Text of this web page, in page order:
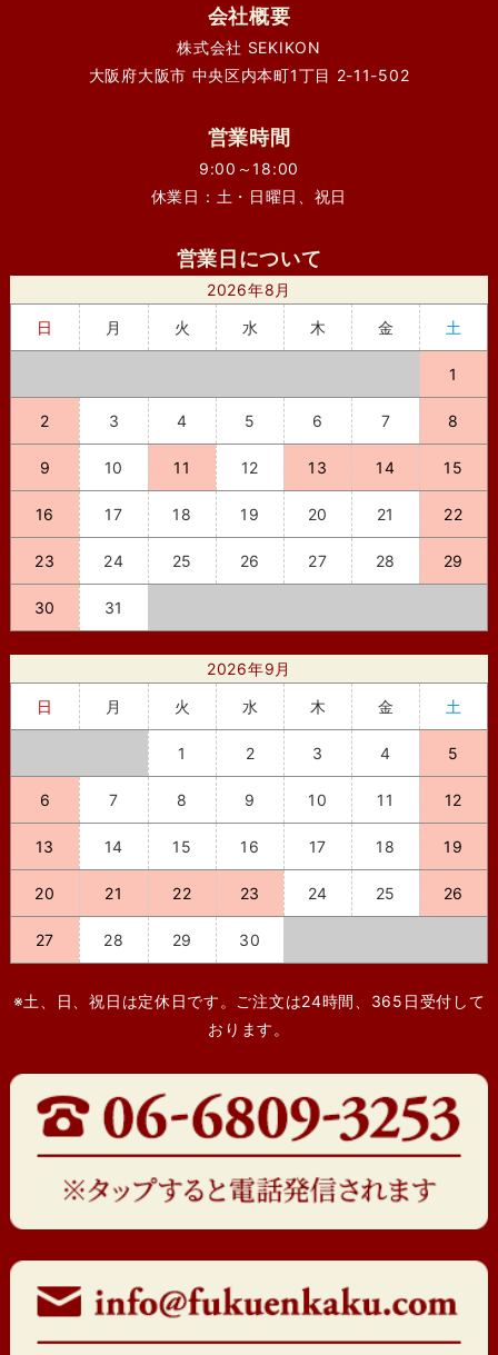
会社概要
株式会社 SEKIKON
大阪府大阪市 中央区内本町1丁目 2-11-502
営業時間
9:00～18:00
休業日：土・日曜日、祝日
営業日について
2026年8月
日
月 火 水 木 金 土
1
2 3 4 5 6 7 8
9 10 11 12 13 14 15
16 17 18 19 20 21 22
23 24 25 26 27 28 29
30 31
2026年9月
日
月 火 水 木 金 土
1 2 3 4 5
6 7 8 9 10 11 12
13 14 15 16 17 18 19
20 21 22 23 24 25 26
27 28 29 30
※土、日、祝日は定休日です。ご注文は24時間、365日受付して
おります。